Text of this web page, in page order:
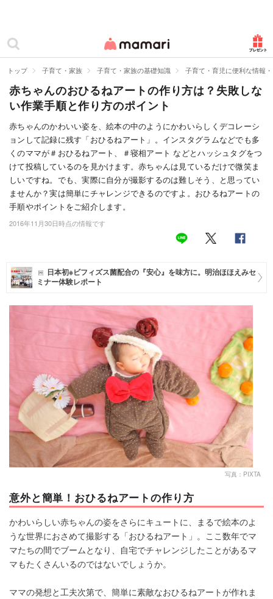
ママリ
カテゴリー一覧
妊娠
出産
赤ちゃん・育児
子育て・家族
病院
住まい
トレンド・イベント
トップ 子育て・家族 子育て・家族の基礎知識 子育て・育児に便利な情報
赤ちゃんのおひるねアートの作り方は？失敗しな
い作業手順と作り方のポイント
赤ちゃんのかわいい姿を、絵本の中のようにかわいらしくデコレーシ
ョンして記録に残す「おひるねアート」。インスタグラムなどでも多
くのママが＃おひるねアート、＃寝相アート などとハッシュタグをつ
けて投稿しているのを見かけます。赤ちゃんは見ているだけで微笑ま
しいですね。でも、実際に自分が撮影するのは難しそう、と思ってい
ませんか？実は簡単にチャレンジできるのですよ。おひるねアートの
手順やポイントをご紹介します。
2016年11月30日時点の情報です
日本初※ビフィズス菌配合の『安心』を味方に。明治ほほえみセ
ミナー体験レポート
写真：PIXTA
意外と簡単！おひるねアートの作り方
かわいらしい赤ちゃんの姿をさらにキュートに、まるで絵本のよ
うな世界におさめて撮影する「おひるねアート」。ここ数年でマ
マたちの間でブームとなり、自宅でチャレンジしたことがあるマ
マもたくさんいるのではないでしょうか。
ママの発想と工夫次第で、簡単に素敵なおひるねアートが作れま